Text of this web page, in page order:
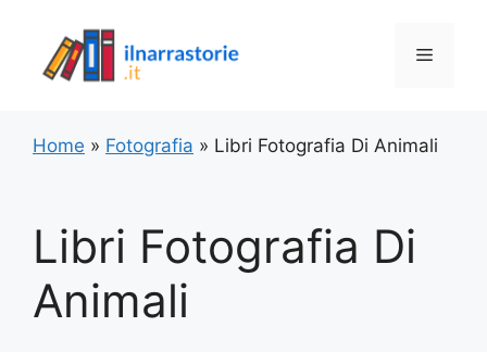
contenuto
Menu
Home » Fotografia » Libri Fotografia Di Animali
Libri Fotografia Di
Animali